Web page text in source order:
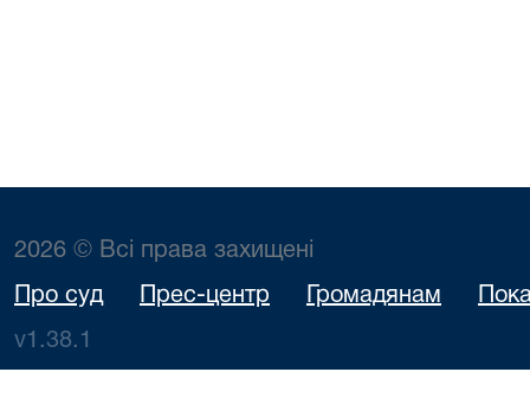
2026 © Всі права захищені
Про суд Прес-центр Громадянам
v1.38.1